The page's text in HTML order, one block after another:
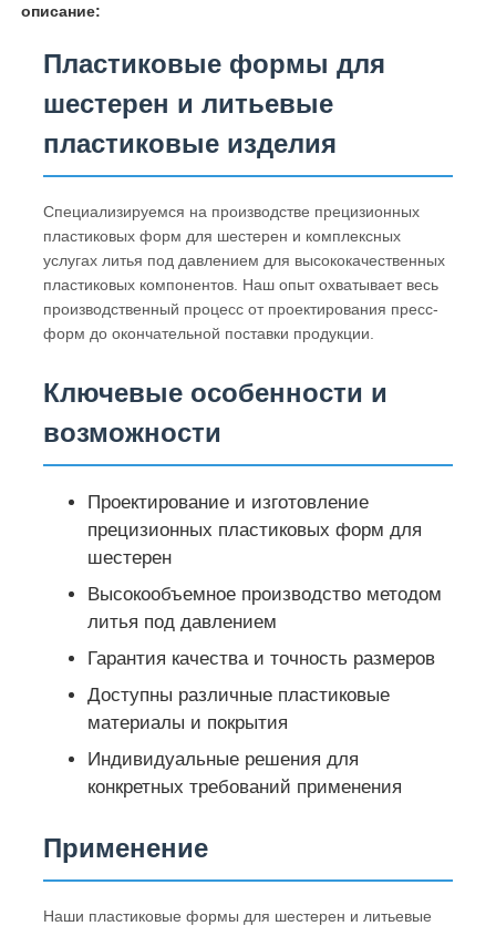
Главная страница
Продукция
Наша фабрика
описание:
Пластиковые формы для
шестерен и литьевые
пластиковые изделия
Специализируемся на производстве прецизионных
пластиковых форм для шестерен и комплексных
услугах литья под давлением для высококачественных
пластиковых компонентов. Наш опыт охватывает весь
производственный процесс от проектирования пресс-
форм до окончательной поставки продукции.
Ключевые особенности и
возможности
Проектирование и изготовление
прецизионных пластиковых форм для
шестерен
Высокообъемное производство методом
литья под давлением
Гарантия качества и точность размеров
Доступны различные пластиковые
материалы и покрытия
Индивидуальные решения для
конкретных требований применения
Применение
Наши пластиковые формы для шестерен и литьевые